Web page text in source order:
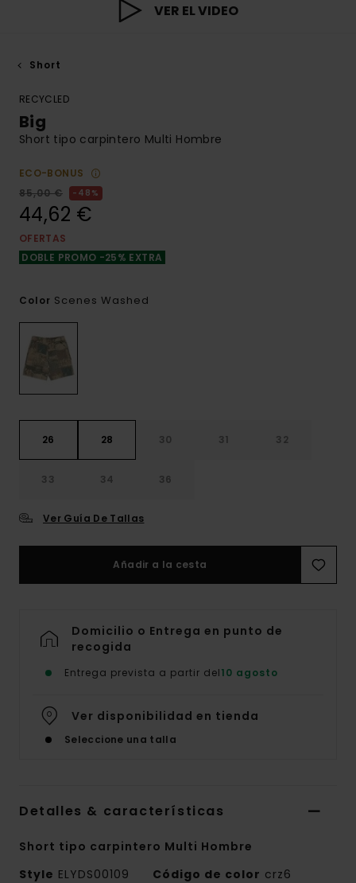
VER EL VIDEO
Short
RECYCLED
Big
Short tipo carpintero Multi Hombre
ECO-BONUS
85,00 €
48%
44,62 €
OFERTAS
DOBLE PROMO -25% EXTRA
Color Scenes Washed
26 28 30 31 32
33 34 36
Ver Guía De Tallas
Añadir a la cesta
Domicilio o Entrega en punto de
recogida
Entrega prevista a partir del10 agosto
Ver disponibilidad en tienda
Seleccione una talla
Detalles & características
Short tipo carpintero Multi Hombre
Style ELYDS00109 Código de color crz6